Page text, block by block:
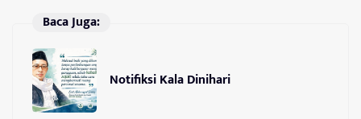
Baca Juga:
Notifiksi Kala Dinihari